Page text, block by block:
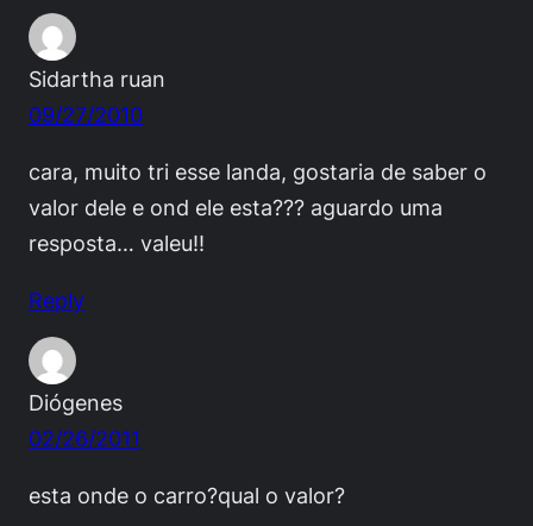
Sidartha ruan
09/27/2010
cara, muito tri esse landa, gostaria de saber o
valor dele e ond ele esta??? aguardo uma
resposta… valeu!!
Reply
Diógenes
02/26/2011
esta onde o carro?qual o valor?